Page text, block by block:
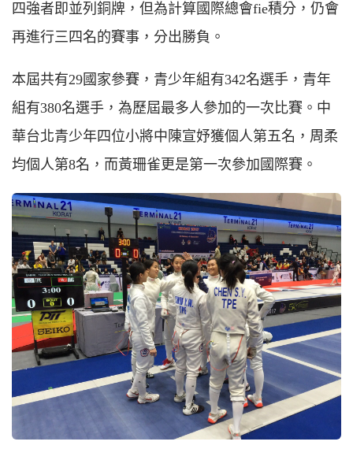
四強者即並列銅牌，但為計算國際總會fie積分，仍會
再進行三四名的賽事，分出勝負。
本屆共有29國家參賽，青少年組有342名選手，青年
組有380名選手，為歷屆最多人參加的一次比賽。中
華台北青少年四位小將中陳宣妤獲個人第五名，周柔
均個人第8名，而黃珊雀更是第一次參加國際賽。